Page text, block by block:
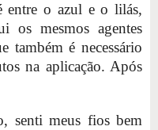
entre o azul e o lilás,
os mesmos agentes
também é necessário
na aplicação. Após
senti meus fios bem